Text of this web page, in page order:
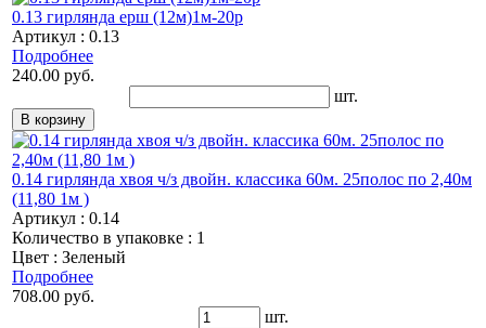
0.13 гирлянда ерш (12м)1м-20р
Артикул : 0.13
Подробнее
240.00 руб.
шт.
0.14 гирлянда хвоя ч/з двойн. классика 60м. 25полос по 2,40м
(11,80 1м )
Артикул : 0.14
Количество в упаковке : 1
Цвет : Зеленый
Подробнее
708.00 руб.
шт.